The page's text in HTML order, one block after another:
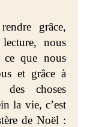
grâce,
nous
que nous
et grâce à
choses
la vie, c’est
de Noël :